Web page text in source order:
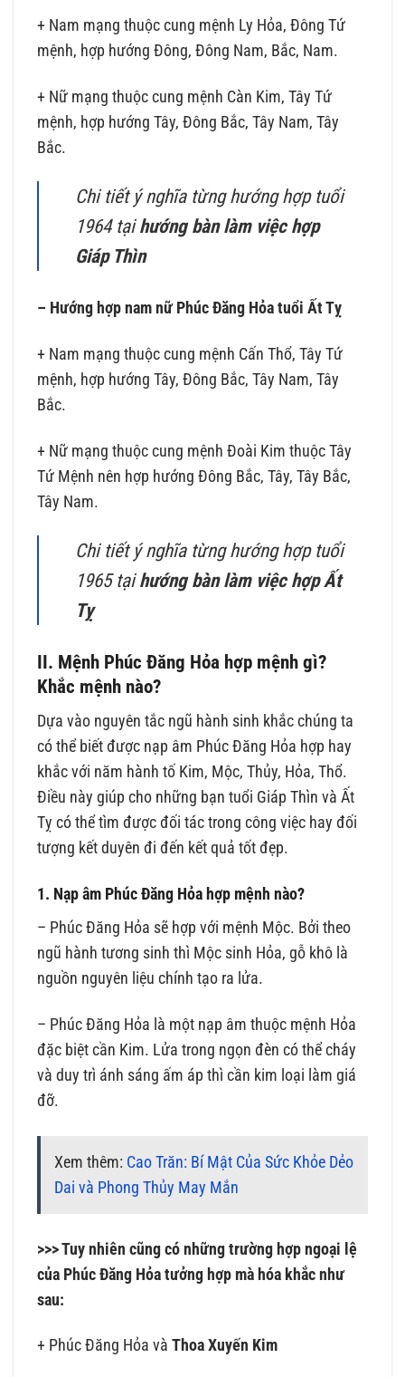
+ Nam mạng thuộc cung mệnh Ly Hỏa, Đông Tứ
mệnh, hợp hướng Đông, Đông Nam, Bắc, Nam.
+ Nữ mạng thuộc cung mệnh Càn Kim, Tây Tứ
mệnh, hợp hướng Tây, Đông Bắc, Tây Nam, Tây
Bắc.
Chi tiết ý nghĩa từng hướng hợp tuổi
1964 tạihướng bàn làm việc hợp
Giáp Thìn
– Hướng hợp nam nữ Phúc Đăng Hỏa tuổi Ất Tỵ
+ Nam mạng thuộc cung mệnh Cấn Thổ, Tây Tứ
mệnh, hợp hướng Tây, Đông Bắc, Tây Nam, Tây
Bắc.
+ Nữ mạng thuộc cung mệnh Đoài Kim thuộc Tây
Tứ Mệnh nên hợp hướng Đông Bắc, Tây, Tây Bắc,
Tây Nam.
Chi tiết ý nghĩa từng hướng hợp tuổi
1965 tạihướng bàn làm việc hợp Ất
Tỵ
II. Mệnh Phúc Đăng Hỏa hợp mệnh gì?
Khắc mệnh nào?
Dựa vào nguyên tắc ngũ hành sinh khắc chúng ta
có thể biết được nạp âm Phúc Đăng Hỏa hợp hay
khắc với năm hành tố Kim, Mộc, Thủy, Hỏa, Thổ.
Điều này giúp cho những bạn tuổi Giáp Thìn và Ất
Tỵ có thể tìm được đối tác trong công việc hay đối
tượng kết duyên đi đến kết quả tốt đẹp.
1. Nạp âm Phúc Đăng Hỏa hợp mệnh nào?
– Phúc Đăng Hỏa sẽ hợp với mệnh Mộc. Bởi theo
ngũ hành tương sinh thì Mộc sinh Hỏa, gỗ khô là
nguồn nguyên liệu chính tạo ra lửa.
– Phúc Đăng Hỏa là một nạp âm thuộc mệnh Hỏa
đặc biệt cần Kim. Lửa trong ngọn đèn có thể cháy
và duy trì ánh sáng ấm áp thì cần kim loại làm giá
đỡ.
Xem thêm: Cao Trăn: Bí Mật Của Sức Khỏe Dẻo
Dai và Phong Thủy May Mắn
>>> Tuy nhiên cũng có những trường hợp ngoại lệ
của Phúc Đăng Hỏa tưởng hợp mà hóa khắc như
sau:
+ Phúc Đăng Hỏa vàThoa Xuyến Kim